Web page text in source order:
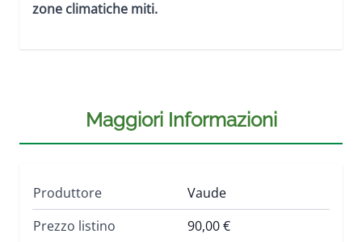
zone climatiche miti.
Maggiori Informazioni
Produttore
Vaude
Prezzo listino
90,00 €